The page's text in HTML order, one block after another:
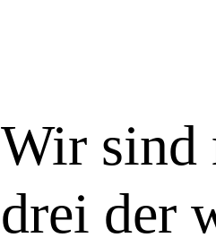
Wir sind
drei der